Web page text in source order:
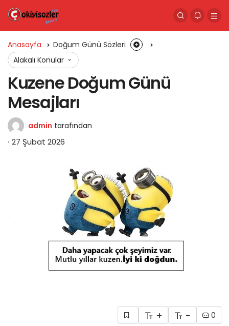
Anasayfa
Doğum Günü Sözleri
Alakalı Konular
Kuzene Doğum Günü
Mesajları
admin tarafından
27 Şubat 2026
+ - 0